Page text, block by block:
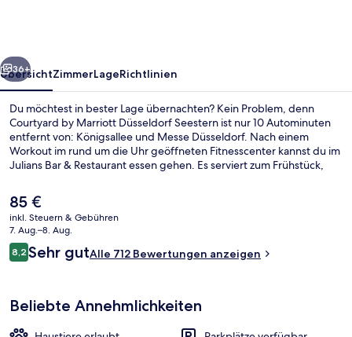
Weiter
36+
ÜbersichtZimmerLageRichtlinien
Du möchtest in bester Lage übernachten? Kein Problem, denn
Courtyard by Marriott Düsseldorf Seestern ist nur 10 Autominuten
entfernt von: Königsallee und Messe Düsseldorf. Nach einem
Workout im rund um die Uhr geöffneten Fitnesscenter kannst du im
Julians Bar & Restaurant essen gehen. Es serviert zum Frühstück,
Highlights bietet dieses Hotel im luxuriösen Stil eine Loungebar,
eine Sauna und eine Terrasse. Die öffentlichen Verkehrsmittel sind
nur einen kurzen Fußmarsch entfernt: Zur Stadtbahn-Haltestelle Am
Seestern sind es nur wenige Schritte und zur Stadtbahn-Haltestelle
Prinzenallee 8 Minuten.
Der
aktuelle
Preis
beträgt
85 €.
85 €
inkl. Steuern & Gebühren
7. Aug.–8. Aug.
Bewertungen
8,28,2 von 10.
Sehr gutAlle 712 Bewertungen anzeigen
Beliebte Annehmlichkeiten